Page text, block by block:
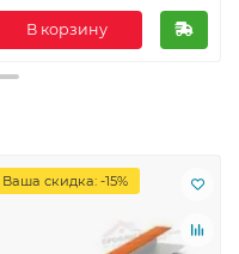
В корзину
Ваша скидка: -15%